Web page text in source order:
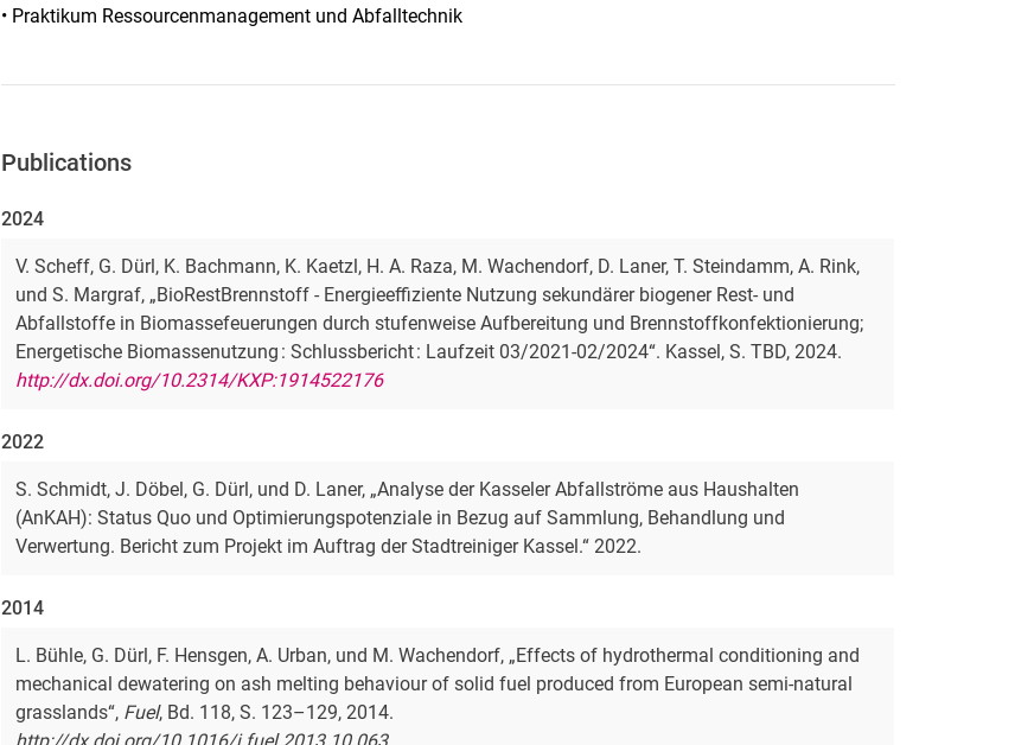
• Praktikum Ressourcenmanagement und Abfalltechnik
Publications
2024
V. Scheff, G. Dürl, K. Bachmann, K. Kaetzl, H. A. Raza, M. Wachendorf, D. Laner, T. Steindamm, A. Rink,
und S. Margraf, „BioRestBrennstoff - Energieeffiziente Nutzung sekundärer biogener Rest- und
Abfallstoffe in Biomassefeuerungen durch stufenweise Aufbereitung und Brennstoffkonfektionierung;
Energetische Biomassenutzung : Schlussbericht : Laufzeit 03/2021-02/2024“. Kassel, S. TBD, 2024.
http://dx.doi.org/10.2314/KXP:1914522176
2022
S. Schmidt, J. Döbel, G. Dürl, und D. Laner, „Analyse der Kasseler Abfallströme aus Haushalten
(AnKAH): Status Quo und Optimierungspotenziale in Bezug auf Sammlung, Behandlung und
Verwertung. Bericht zum Projekt im Auftrag der Stadtreiniger Kassel.“ 2022.
2014
L. Bühle, G. Dürl, F. Hensgen, A. Urban, und M. Wachendorf, „Effects of hydrothermal conditioning and
mechanical dewatering on ash melting behaviour of solid fuel produced from European semi-natural
grasslands“, Fuel, Bd. 118, S. 123–129, 2014.
http://dx.doi.org/10.1016/j.fuel.2013.10.063